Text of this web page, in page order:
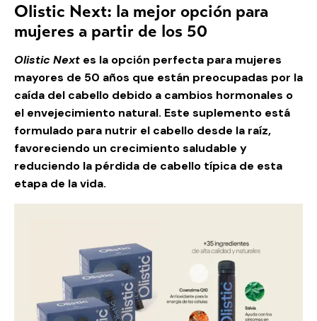
Olistic Next: la mejor opción para
mujeres a partir de los 50
Olistic Next es la opción perfecta para mujeres
mayores de 50 años que están preocupadas por la
caída del cabello debido a cambios hormonales o
el envejecimiento natural. Este suplemento está
formulado para nutrir el cabello desde la raíz,
favoreciendo un crecimiento saludable y
reduciendo la pérdida de cabello típica de esta
etapa de la vida.